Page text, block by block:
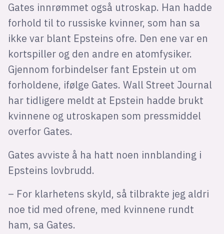
Gates innrømmet også utroskap. Han hadde
forhold til to russiske kvinner, som han sa
ikke var blant Epsteins ofre. Den ene var en
kortspiller og den andre en atomfysiker.
Gjennom forbindelser fant Epstein ut om
forholdene, ifølge Gates. Wall Street Journal
har tidligere meldt at Epstein hadde brukt
kvinnene og utroskapen som pressmiddel
overfor Gates.
Gates avviste å ha hatt noen innblanding i
Epsteins lovbrudd.
– For klarhetens skyld, så tilbrakte jeg aldri
noe tid med ofrene, med kvinnene rundt
ham, sa Gates.